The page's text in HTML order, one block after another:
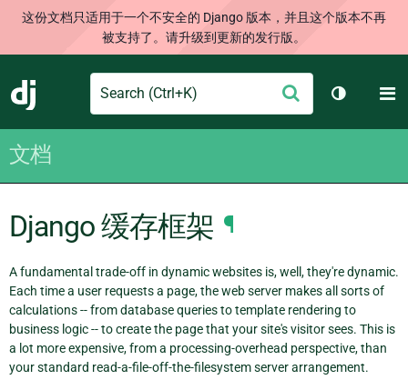
这份文档只适用于一个不安全的 Django 版本，并且这个版本不再
被支持了。请升级到更新的发行版。
Django
Search
交
切换主题
文档
Django 缓存框架 ¶
A fundamental trade-off in dynamic websites is, well, they're dynamic.
Each time a user requests a page, the web server makes all sorts of
calculations -- from database queries to template rendering to
business logic -- to create the page that your site's visitor sees. This is
a lot more expensive, from a processing-overhead perspective, than
your standard read-a-file-off-the-filesystem server arrangement.